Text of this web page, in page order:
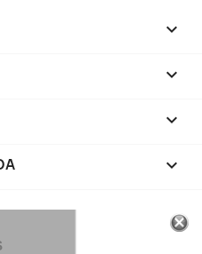



keyboard_arrow_down